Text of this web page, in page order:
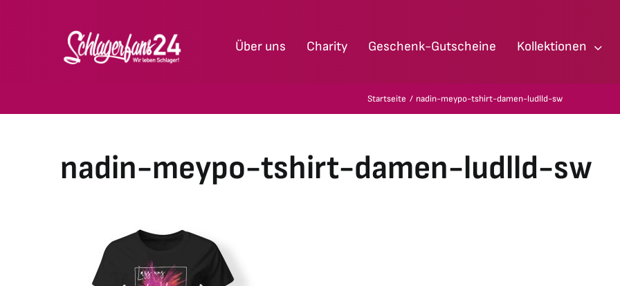
Über uns Charity Geschenk-Gutscheine Kollektionen
Startseite nadin-meypo-tshirt-damen-ludlld-sw
nadin-meypo-tshirt-damen-ludlld-sw